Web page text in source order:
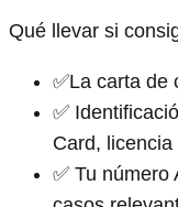
Qué llevar si
✅La carta de
✅
Card,
✅ Tu número